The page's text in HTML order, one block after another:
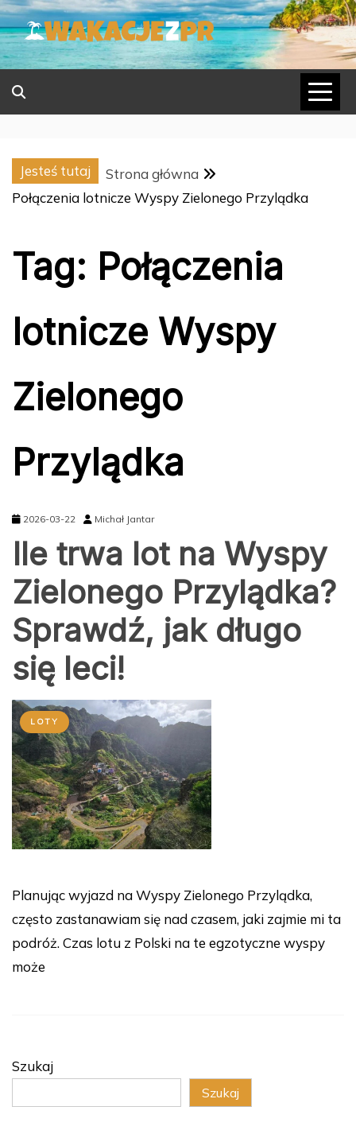
Skip
to
content
Jesteś tutaj
Strona główna
Połączenia lotnicze Wyspy Zielonego Przylądka
Tag: Połączenia
lotnicze Wyspy
Zielonego
Przylądka
2026-03-22 Michał Jantar
Ile trwa lot na Wyspy
Zielonego Przylądka?
Sprawdź, jak długo
się leci!
LOTY
Planując wyjazd na Wyspy Zielonego Przylądka,
często zastanawiam się nad czasem, jaki zajmie mi ta
podróż. Czas lotu z Polski na te egzotyczne wyspy
może
Szukaj
Szukaj